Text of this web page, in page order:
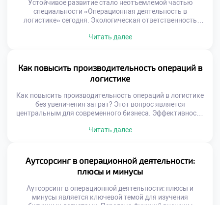
Устойчивое развитие стало неотъемлемой частью
специальности «Операционная деятельность в
логистике» сегодня. Экологическая ответственность
цепями поставок. Зеленая логистика перестала быть
влияют на состояние окружающей среды. Специалист
обязан учитывать экологические факторы при
планировании работы. Регуляторное давление и запрос
общества меняют правила игры. Компании […]
Читать далее
Как повысить производительность операций в
логистике
Как повысить производительность операций в логистике
без увеличения затрат? Этот вопрос является
центральным для современного бизнеса. Эффективность
компании на рынке. Рост объемов не должен вести к
Выпускники должны уметь находить скрытые резервы
эффективности. Именно этот навык отличает
профессионала от простого исполнителя. […]
Читать далее
Аутсорсинг в операционной деятельности:
плюсы и минусы
Аутсорсинг в операционной деятельности: плюсы и
минусы является ключевой темой для изучения